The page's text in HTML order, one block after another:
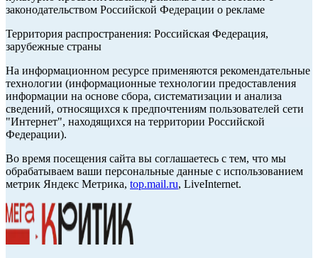
законодательством Российской Федерации о рекламе
Территория распространения: Российская Федерация,
зарубежные страны
На информационном ресурсе применяются рекомендательные
технологии (информационные технологии предоставления
информации на основе сбора, систематизации и анализа
сведений, относящихся к предпочтениям пользователей сети
"Интернет", находящихся на территории Российской
Федерации).
Во время посещения сайта вы соглашаетесь с тем, что мы
обрабатываем ваши персональные данные с использованием
метрик Яндекс Метрика, top.mail.ru, LiveInternet.